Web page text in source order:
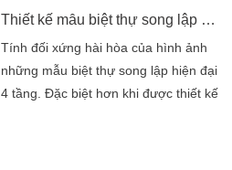
mỹ. Mẫu thiết kế đơn giản với sự kết
hợp tone màu sáng với tone trầm phù
hợp tạo được nét thân thiện đồng thời
[…]
Thiết kế mẫu biệt thự song lập hiện đại 4 tầng 2 mặt tiền đẹp
Tính đối xứng hài hòa của hình ảnh
những mẫu biệt thự song lập hiện đại
4 tầng. Đặc biệt hơn khi được thiết kế